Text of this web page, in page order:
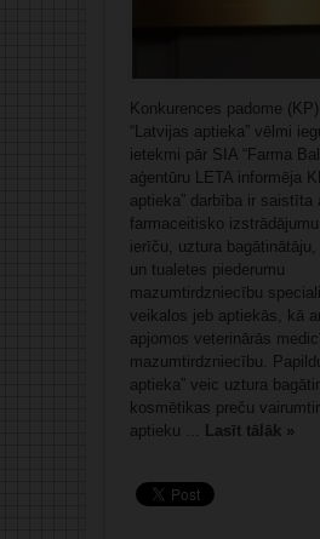
Konkurences padome
“Latvijas aptieka” vēlmi
ietekmi pār SIA “Farma
aģentūru LETA informēja
aptieka” darbība ir saistīta
farmaceitisko
ierīču, uztura
un tualetes piederumu
mazumtirdzniecību
veikalos jeb aptiekās, kā
apjomos veterinārās
mazumtirdzniecību.
aptieka” veic uztura
kosmētikas preču
aptieku ... Lasīt tālāk »